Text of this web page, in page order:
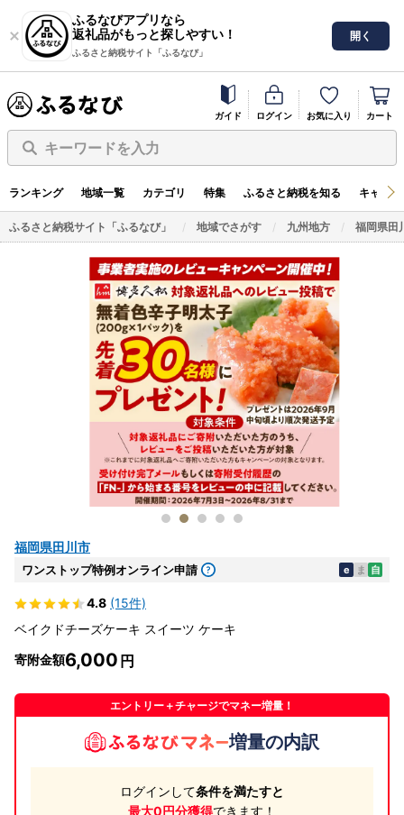
ふるなびアプリなら
返礼品がもっと探しやすい！
ふるさと納税サイト「ふるなび」
開く
ガイド ログイン お気に入り カート
キーワードを入力
ランキング 地域一覧 カテゴリ 特集 ふるさと納税を知る キャン
ふるさと納税サイト「ふるなび」 地域でさがす 九州地方 福岡県田
福岡県田川市
ワンストップ特例オンライン申請 e ま 自
4.8 (15件)
ベイクドチーズケーキ スイーツ ケーキ
寄附金額6,000
エントリー＋チャージでマネー増量！
増量の内訳
ログインして条件を満たすと
最大0円分獲得できます！